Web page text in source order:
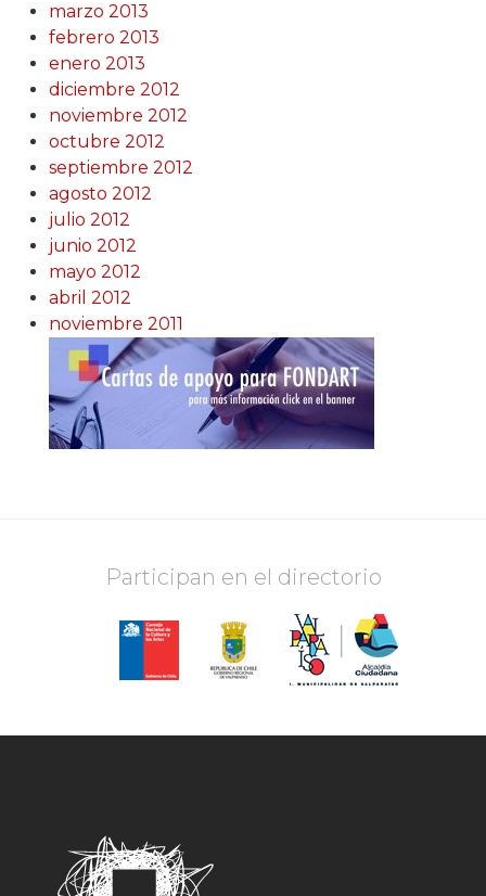
marzo 2013
febrero 2013
enero 2013
diciembre 2012
noviembre 2012
octubre 2012
septiembre 2012
agosto 2012
julio 2012
junio 2012
mayo 2012
abril 2012
noviembre 2011
Participan en el directorio